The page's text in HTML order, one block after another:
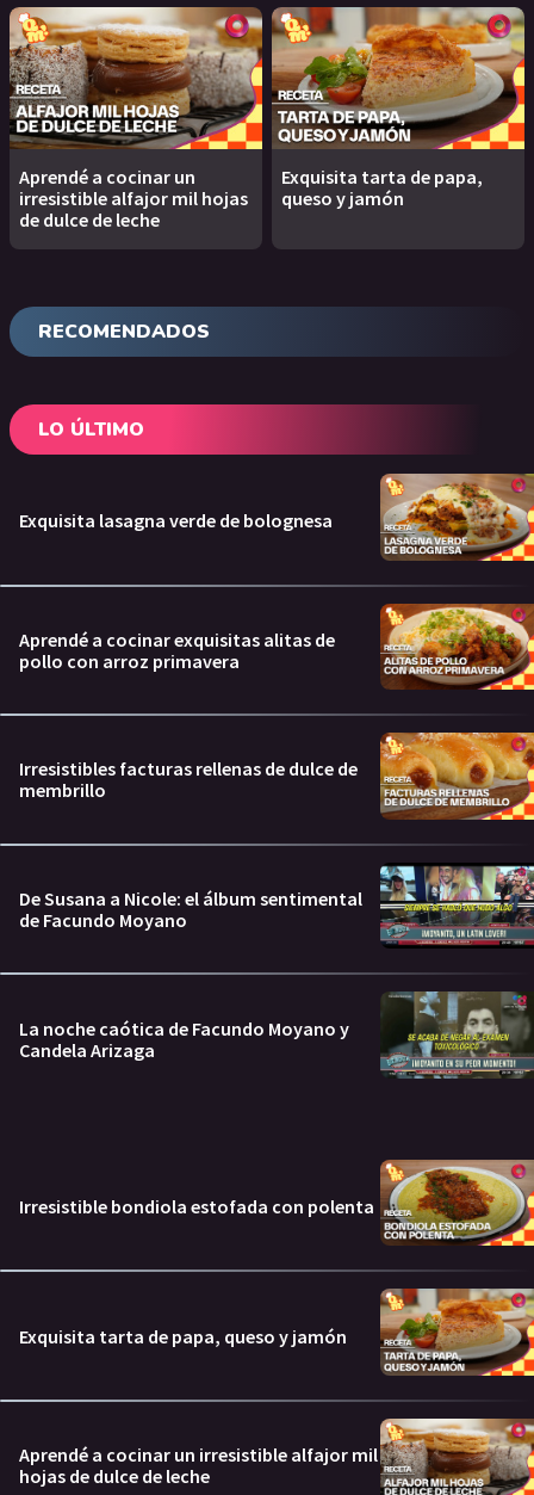
Aprendé a cocinar un
irresistible alfajor mil hojas
de dulce de leche
Exquisita tarta de papa,
queso y jamón
RECOMENDADOS
LO ÚLTIMO
Exquisita lasagna verde de bolognesa
Aprendé a cocinar exquisitas alitas de
pollo con arroz primavera
Irresistibles facturas rellenas de dulce de
membrillo
De Susana a Nicole: el álbum sentimental
de Facundo Moyano
La noche caótica de Facundo Moyano y
Candela Arizaga
Irresistible bondiola estofada con polenta
Exquisita tarta de papa, queso y jamón
Aprendé a cocinar un irresistible alfajor mil
hojas de dulce de leche